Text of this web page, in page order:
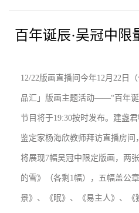
百年诞辰·吴冠中限
12/22版画直播间今年12月22日
品汇」版画主题活动——“百年诞
节目将于19:30按时发布。建盏
鉴定家杨海欣教师拜访直播房
将展现7幅吴冠中限定版画，两
的雪》（各剩1幅），五幅盖公
景》、《眠》、《易主人》、